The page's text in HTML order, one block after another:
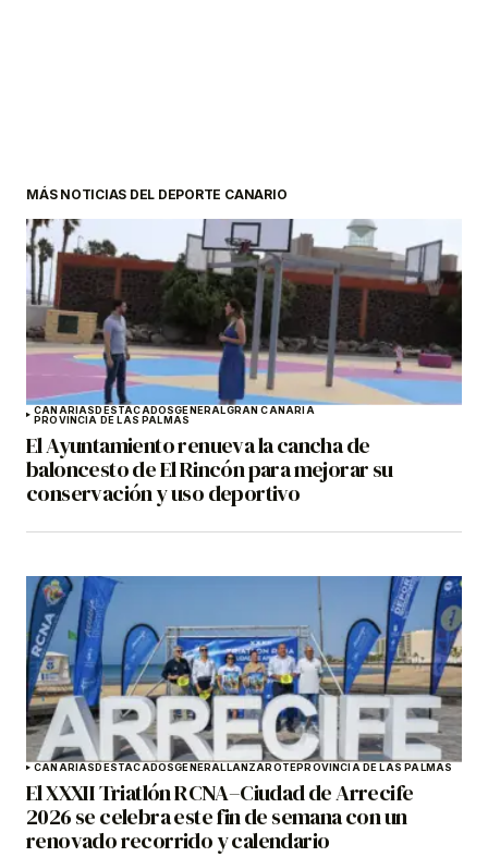
MÁS NOTICIAS DEL DEPORTE CANARIO
CANARIASDESTACADOSGENERALGRAN CANARIA
PROVINCIA DE LAS PALMAS
El Ayuntamiento renueva la cancha de
baloncesto de El Rincón para mejorar su
conservación y uso deportivo
CANARIASDESTACADOSGENERALLANZAROTEPROVINCIA DE LAS PALMAS
El XXXII Triatlón RCNA–Ciudad de Arrecife
2026 se celebra este fin de semana con un
renovado recorrido y calendario